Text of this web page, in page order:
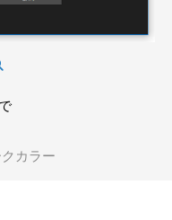
カラー